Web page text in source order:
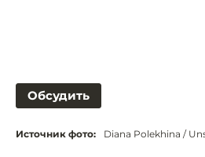
Обсудить
Источник фото: Diana Polekhina /